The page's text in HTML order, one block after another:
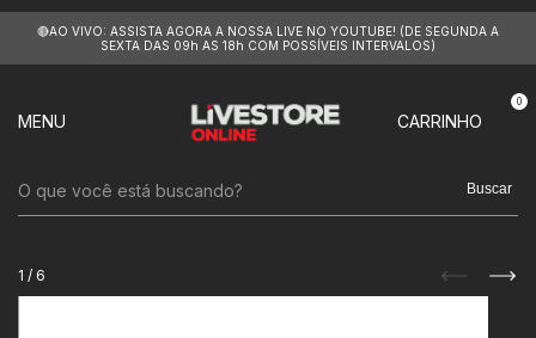
🔴AO VIVO: ASSISTA AGORA A NOSSA LIVE NO YOUTUBE! (DE SEGUNDA A
SEXTA DAS 09h AS 18h COM POSSÍVEIS INTERVALOS)
MENU CARRINHO
0
Buscar
1 / 6